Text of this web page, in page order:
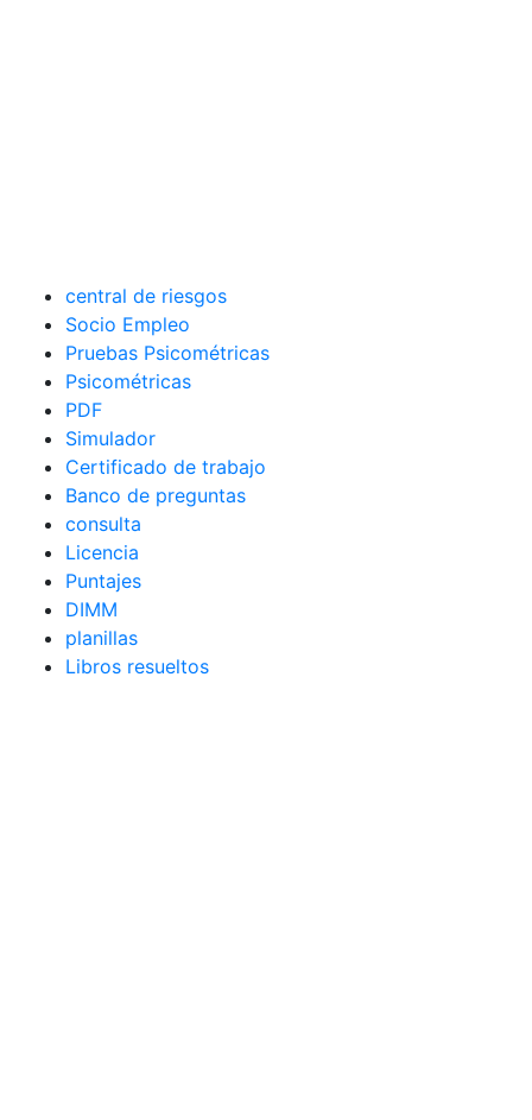
central de riesgos
Socio Empleo
Pruebas Psicométricas
Psicométricas
PDF
Simulador
Certificado de trabajo
Banco de preguntas
consulta
Licencia
Puntajes
DIMM
planillas
Libros resueltos